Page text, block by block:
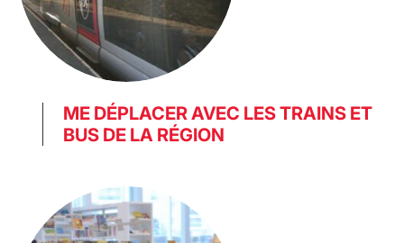
ME DÉPLACER AVEC LES TRAINS ET
BUS DE LA RÉGION